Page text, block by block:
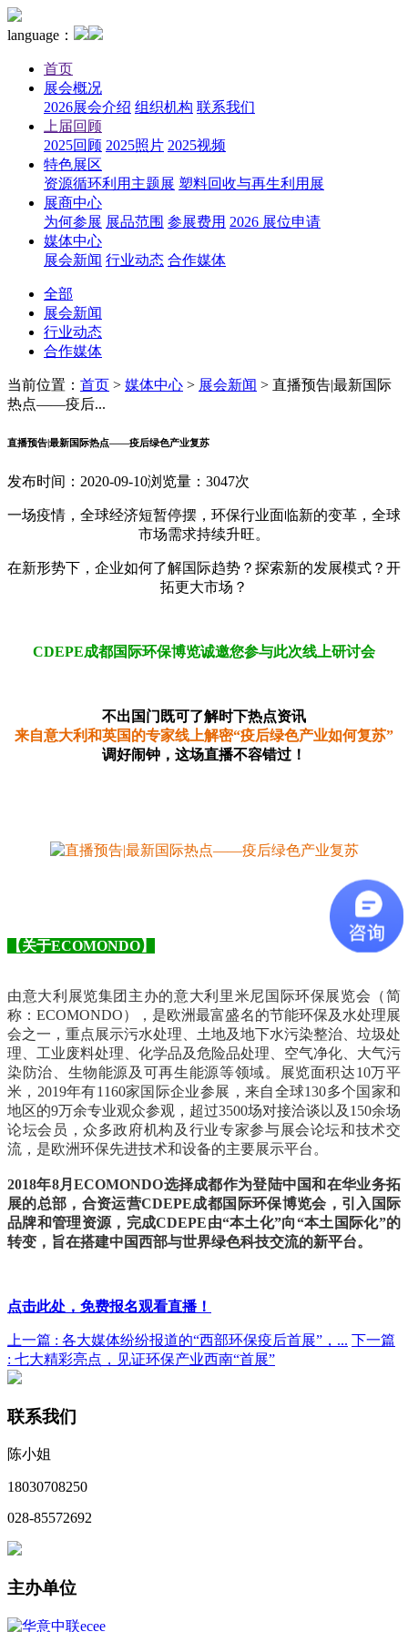
language：
首页
展会概况
2026展会介绍 组织机构 联系我们
上届回顾
2025回顾 2025照片 2025视频
特色展区
资源循环利用主题展 塑料回收与再生利用展
展商中心
为何参展 展品范围 参展费用 2026 展位申请
媒体中心
展会新闻 行业动态 合作媒体
全部
展会新闻
行业动态
合作媒体
当前位置： 首页 > 媒体中心 > 展会新闻 > 直播预告|最新国际
热点——疫后...
直播预告|最新国际热点——疫后绿色产业复苏
发布时间：2020-09-10浏览量：3047次
一场疫情，全球经济短暂停摆，环保行业面临新的变革，全球
市场需求持续升旺。
在新形势下，企业如何了解国际趋势？探索新的发展模式？开
拓更大市场？
CDEPE成都国际环保博览诚邀您参与此次线上研讨会
不出国门既可了解时下热点资讯
来自意大利和英国的专家线上解密“疫后绿色产业如何复苏”
调好闹钟，这场直播不容错过！
【关于ECOMONDO】
由意大利展览集团主办的意大利里米尼国际环保展览会（简
称：ECOMONDO），是欧洲最富盛名的节能环保及水处理展
会之一，重点展示污水处理、土地及地下水污染整治、垃圾处
理、工业废料处理、化学品及危险品处理、空气净化、大气污
染防治、生物能源及可再生能源等领域。展览面积达10万平
米，2019年有1160家国际企业参展，来自全球130多个国家和
地区的9万余专业观众参观，超过3500场对接洽谈以及150余场
论坛会员，众多政府机构及行业专家参与展会论坛和技术交
流，是欧洲环保先进技术和设备的主要展示平台。
2018年8月ECOMONDO选择成都作为登陆中国和在华业务拓
展的总部，合资运营CDEPE成都国际环保博览会，引入国际
品牌和管理资源，完成CDEPE由“本土化”向“本土国际化”的
转变，旨在搭建中国西部与世界绿色科技交流的新平台。
点击此处， 免费报名观看直播！
上一篇 : 各大媒体纷纷报道的“西部环保疫后首展”，... 下一篇
: 七大精彩亮点，见证环保产业西南“首展”
联系我们
陈小姐
18030708250
028-85572692
主办单位